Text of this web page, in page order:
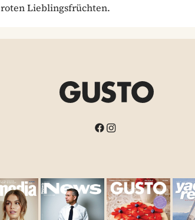
roten Lieblingsfrüchten.